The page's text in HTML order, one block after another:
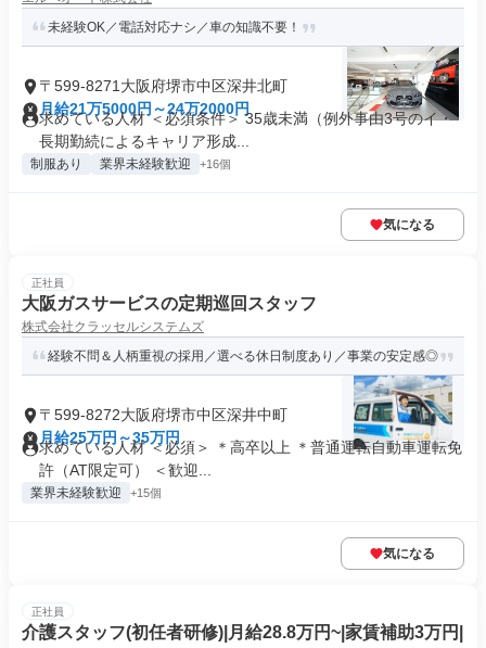
未経験OK／電話対応ナシ／車の知識不要！
〒599-8271大阪府堺市中区深井北町
月給21万5000円～24万2000円
求めている人材 ＜必須条件＞ 35歳未満（例外事由3号のイ・
長期勤続によるキャリア形成...
制服あり 業界未経験歓迎 +16個
気になる
正社員
大阪ガスサービスの定期巡回スタッフ
株式会社クラッセルシステムズ
経験不問＆人柄重視の採用／選べる休日制度あり／事業の安定感◎
〒599-8272大阪府堺市中区深井中町
月給25万円～35万円
求めている人材 ＜必須＞ ＊高卒以上 ＊普通運転自動車運転免
許（AT限定可） ＜歓迎...
業界未経験歓迎 +15個
気になる
正社員
介護スタッフ(初任者研修)|月給28.8万円~|家賃補助3万円|